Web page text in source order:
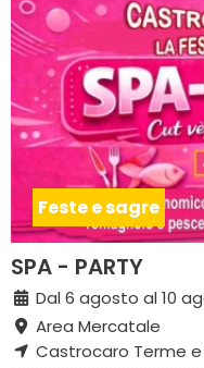
Feste e sagre
SPA - PARTY
Dal 6 agosto al 10
Area Mercatale
Castrocaro Terme e